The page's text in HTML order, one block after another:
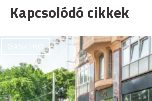
Kapcsolódó cikkek